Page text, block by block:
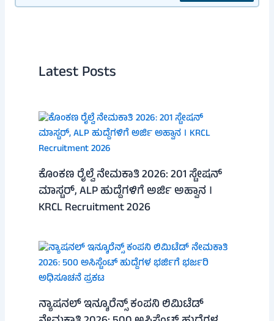
Latest Posts
ಕೊಂಕಣ ರೈಲ್ವೆ ನೇಮಕಾತಿ 2026: 201 ಸ್ಟೇಷನ್
ಮಾಸ್ಟರ್, ALP ಹುದ್ದೆಗಳಿಗೆ ಅರ್ಜಿ ಅಹ್ವಾನ ।
KRCL Recruitment 2026
ನ್ಯಾಷನಲ್ ಇನ್ಶೂರೆನ್ಸ್ ಕಂಪನಿ ಲಿಮಿಟೆಡ್